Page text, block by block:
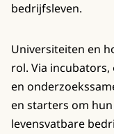
bedrijfsleven.
Universiteiten en
rol. Via
en
en starters om
levensvatbare